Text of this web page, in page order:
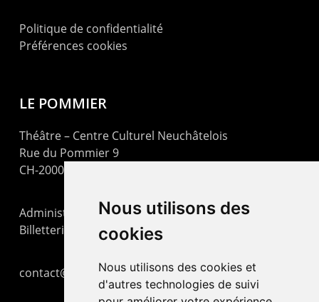
Nous utilisons des
cookies
Nous utilisons des cookies et
d'autres technologies de suivi
Politique de confidentialité
Préférences cookies
LE POMMIER
Théâtre – Centre Culturel Neuchâtelois
Rue du Pommier 9
CH-2000 Neuchâtel
Administration : +41 32 725 03 03
Billetterie : +41 32 725 05 05
contact@lepommier.ch